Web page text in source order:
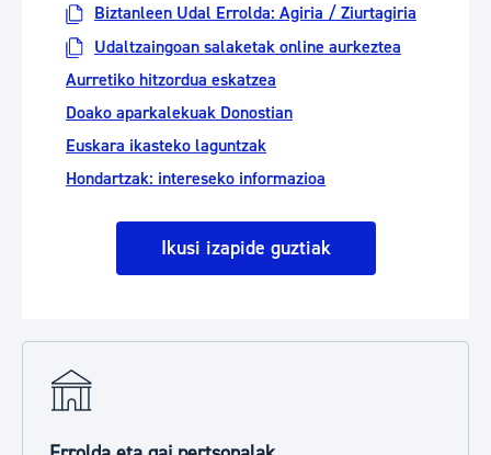
Biztanleen Udal Errolda: Agiria / Ziurtagiria
Udaltzaingoan salaketak online aurkeztea
Aurretiko hitzordua eskatzea
Doako aparkalekuak Donostian
Euskara ikasteko laguntzak
Hondartzak: intereseko informazioa
Ikusi izapide guztiak